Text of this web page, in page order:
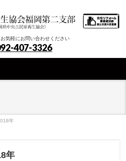
気軽にお問い合わせください
407-3326
年
年